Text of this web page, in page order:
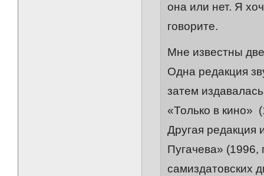
она или нет. Я
говорите.
Мне известны
Одна редакция
затем
«Только в кино»
Другая редакция
Пугачева»
самиздатовских